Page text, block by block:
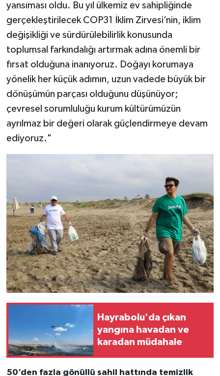
yansıması oldu. Bu yıl ülkemiz ev sahipliğinde
gerçekleştirilecek COP31 İklim Zirvesi’nin, iklim
değişikliği ve sürdürülebilirlik konusunda
toplumsal farkındalığı artırmak adına önemli bir
fırsat olduğuna inanıyoruz. Doğayı korumaya
yönelik her küçük adımın, uzun vadede büyük bir
dönüşümün parçası olduğunu düşünüyor;
çevresel sorumluluğu kurum kültürümüzün
ayrılmaz bir değeri olarak güçlendirmeye devam
ediyoruz."
Hayrabolu'da çıkan
yangına havadan ve
karadan müdahale
50’den fazla gönüllü sahil hattında temizlik